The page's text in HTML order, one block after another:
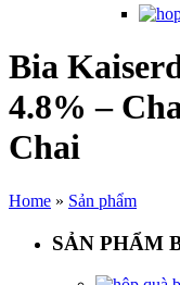
Bia
4.8% –
Chai
Home » Sản phẩm
SẢN PHẨM